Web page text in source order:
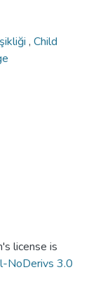
, Child
license is
NoDerivs 3.0